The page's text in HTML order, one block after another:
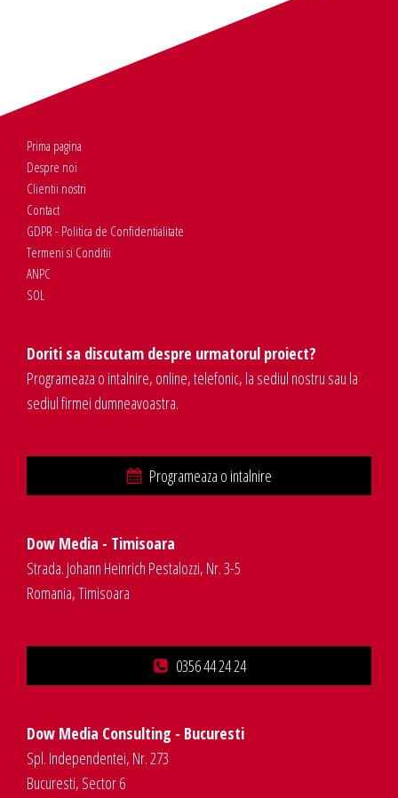
Prima pagina
Despre noi
Clientii nostri
Contact
GDPR - Politica de Confidentialitate
Termeni si Conditii
ANPC
SOL
Doriti sa discutam despre urmatorul proiect?
Programeaza o intalnire, online, telefonic, la sediul nostru sau la
sediul firmei dumneavoastra.
Programeaza o intalnire
Dow Media - Timisoara
Strada. Johann Heinrich Pestalozzi, Nr. 3-5
Romania, Timisoara
0356 44 24 24
Dow Media Consulting - Bucuresti
Spl. Independentei, Nr. 273
Bucuresti, Sector 6